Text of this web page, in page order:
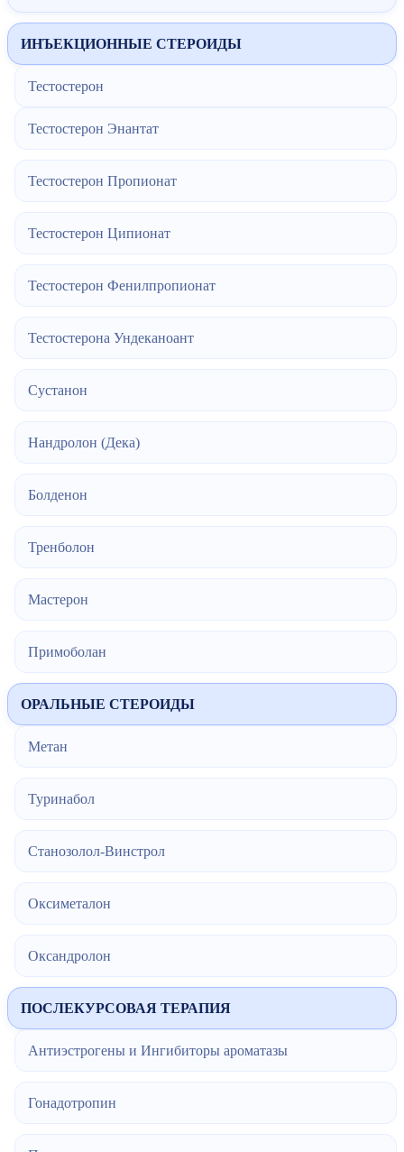
ИНЪЕКЦИОННЫЕ СТЕРОИДЫ
Тестостерон
Тестостерон Энантат
Тестостерон Пропионат
Тестостерон Ципионат
Тестостерон Фенилпропионат
Тестостерона Ундеканоант
Сустанон
Нандролон (Дека)
Болденон
Тренболон
Мастерон
Примоболан
ОРАЛЬНЫЕ СТЕРОИДЫ
Метан
Туринабол
Станозолол-Винстрол
Оксиметалон
Оксандролон
ПОСЛЕКУРСОВАЯ ТЕРАПИЯ
Антиэстрогены и Ингибиторы ароматазы
Гонадотропин